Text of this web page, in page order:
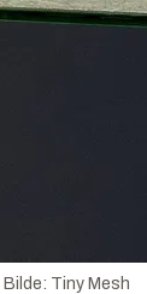
Bilde: Tiny Mesh